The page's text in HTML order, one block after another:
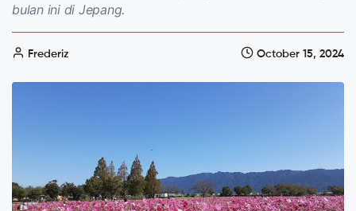
bulan ini di Jepang.
Frederiz October 15, 2024